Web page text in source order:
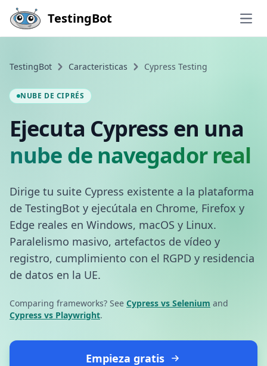
Skip to main content
TestingBot
TestingBot Caracteristicas Cypress Testing
NUBE DE CIPRÉS
Ejecuta Cypress en una
nube de navegador real
Dirige tu suite Cypress existente a la plataforma
de TestingBot y ejecútala en Chrome, Firefox y
Edge reales en Windows, macOS y Linux.
Paralelismo masivo, artefactos de vídeo y
registro, cumplimiento con el RGPD y residencia
de datos en la UE.
Comparing frameworks? See Cypress vs Selenium and
Cypress vs Playwright.
Empieza gratis